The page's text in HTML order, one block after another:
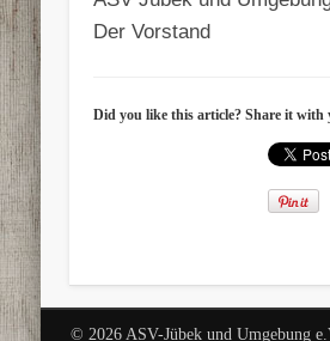
Der Vorstand
Did you like this article? Share it with
© 2026 ASV-Jübek und Umgebung